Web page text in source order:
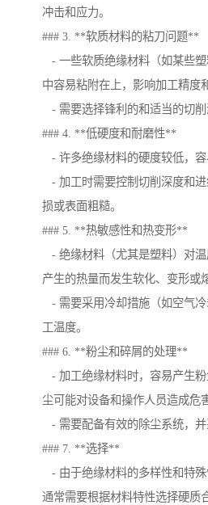
冲击和应力。
### 3. **软质材料的粘刀问题**
- 一些软质绝缘材料（如某些
中容易粘附在上，影响加工精度
- 需要选择锋利的和适当的切削
### 4. **低硬度和耐磨性**
- 许多绝缘材料的硬度较低，容
- 加工时需要控制切削深度和
损或表面粗糙。
### 5. **热敏感性和热变形**
- 绝缘材料（尤其是塑料）对
产生的热量而发生软化、变形或
- 需要采用冷却措施（如空气
工温度。
### 6. **粉尘和碎屑的处理**
- 加工绝缘材料时，容易产生
尘可能对设备和操作人员造成危
- 需要配备有效的除尘系统，并
### 7. **选择**
- 由于绝缘材料的多样性和特殊
通常需要根据材料特性选择硬质